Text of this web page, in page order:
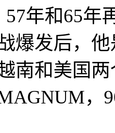
57年和65年
爆发后，
南和美国
，